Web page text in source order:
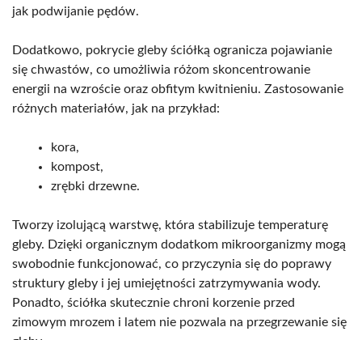
jak podwijanie pędów.
Dodatkowo, pokrycie gleby ściółką ogranicza pojawianie
się chwastów, co umożliwia różom skoncentrowanie
energii na wzroście oraz obfitym kwitnieniu. Zastosowanie
różnych materiałów, jak na przykład:
kora,
kompost,
zrębki drzewne.
Tworzy izolującą warstwę, która stabilizuje temperaturę
gleby. Dzięki organicznym dodatkom mikroorganizmy mogą
swobodnie funkcjonować, co przyczynia się do poprawy
struktury gleby i jej umiejętności zatrzymywania wody.
Ponadto, ściółka skutecznie chroni korzenie przed
zimowym mrozem i latem nie pozwala na przegrzewanie się